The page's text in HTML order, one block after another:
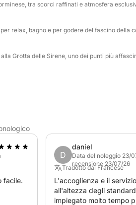
tra scorci raffinati e atmosfera
relax, bagno e per godere del fascino della
Grotta delle Sirene, uno dei punti più
facile.
D
daniel
Data del noleggio 23/
recensione 23/07/26
Tradotto dal Francese
L'accoglienza e il
all'altezza degli
impiegato molto tempo